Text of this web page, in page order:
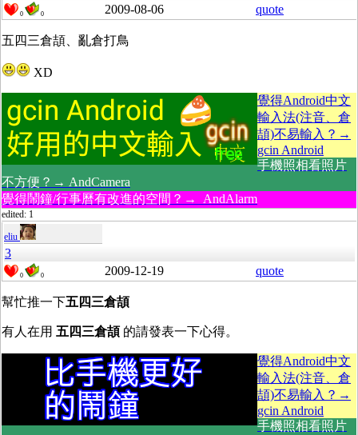
0 0 2009-08-06 quote
五四三倉頡、亂倉打鳥
XD
覺得Android中文
輸入法(注音、倉
頡)不易輸入？→
gcin Android
手機照相看照片
不方便？→ AndCamera
覺得鬧鐘/行事曆有改進的空間？→ AndAlarm
edited: 1
eliu
3
0 0 2009-12-19 quote
幫忙推一下五四三倉頡
有人在用 五四三倉頡 的請發表一下心得。
覺得Android中文
輸入法(注音、倉
頡)不易輸入？→
gcin Android
手機照相看照片